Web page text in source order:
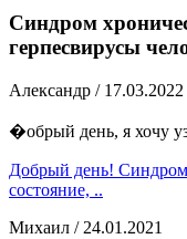
Синдром
герпесвирусы
Александр / 17.03.2022
�обрый день, я хочу
Добрый день!
состояние, ..
Михаил / 24.01.2021